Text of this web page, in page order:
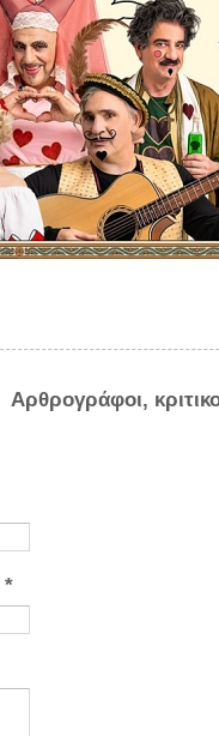
Αρθρογράφοι,
*